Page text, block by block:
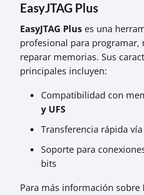
EasyJTAG Plus
EasyJTAG Plus es una
profesional para programar,
reparar memorias. Sus
principales incluyen:​
Compatibilidad con
y UFS
Transferencia rápida vía
Soporte para
bits​
Para más información sobre